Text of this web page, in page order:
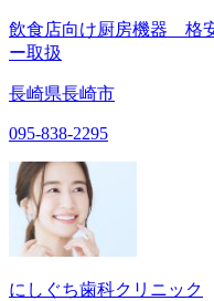
飲食店向け厨房機器 格
ー取扱
長崎県長崎市
095-838-2295
にしぐち歯科クリニック